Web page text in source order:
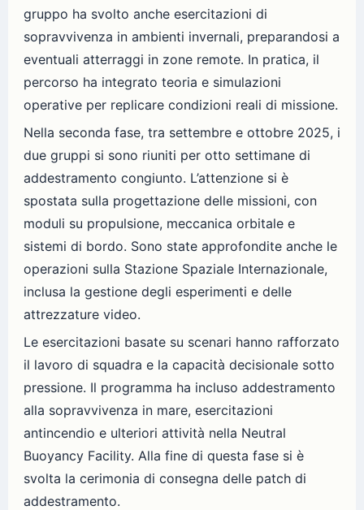
gruppo ha svolto anche esercitazioni di
sopravvivenza in ambienti invernali, preparandosi a
eventuali atterraggi in zone remote. In pratica, il
percorso ha integrato teoria e simulazioni
operative per replicare condizioni reali di missione.
Nella seconda fase, tra settembre e ottobre 2025, i
due gruppi si sono riuniti per otto settimane di
addestramento congiunto. L’attenzione si è
spostata sulla progettazione delle missioni, con
moduli su propulsione, meccanica orbitale e
sistemi di bordo. Sono state approfondite anche le
operazioni sulla Stazione Spaziale Internazionale,
inclusa la gestione degli esperimenti e delle
attrezzature video.
Le esercitazioni basate su scenari hanno rafforzato
il lavoro di squadra e la capacità decisionale sotto
pressione. Il programma ha incluso addestramento
alla sopravvivenza in mare, esercitazioni
antincendio e ulteriori attività nella Neutral
Buoyancy Facility. Alla fine di questa fase si è
svolta la cerimonia di consegna delle patch di
addestramento.